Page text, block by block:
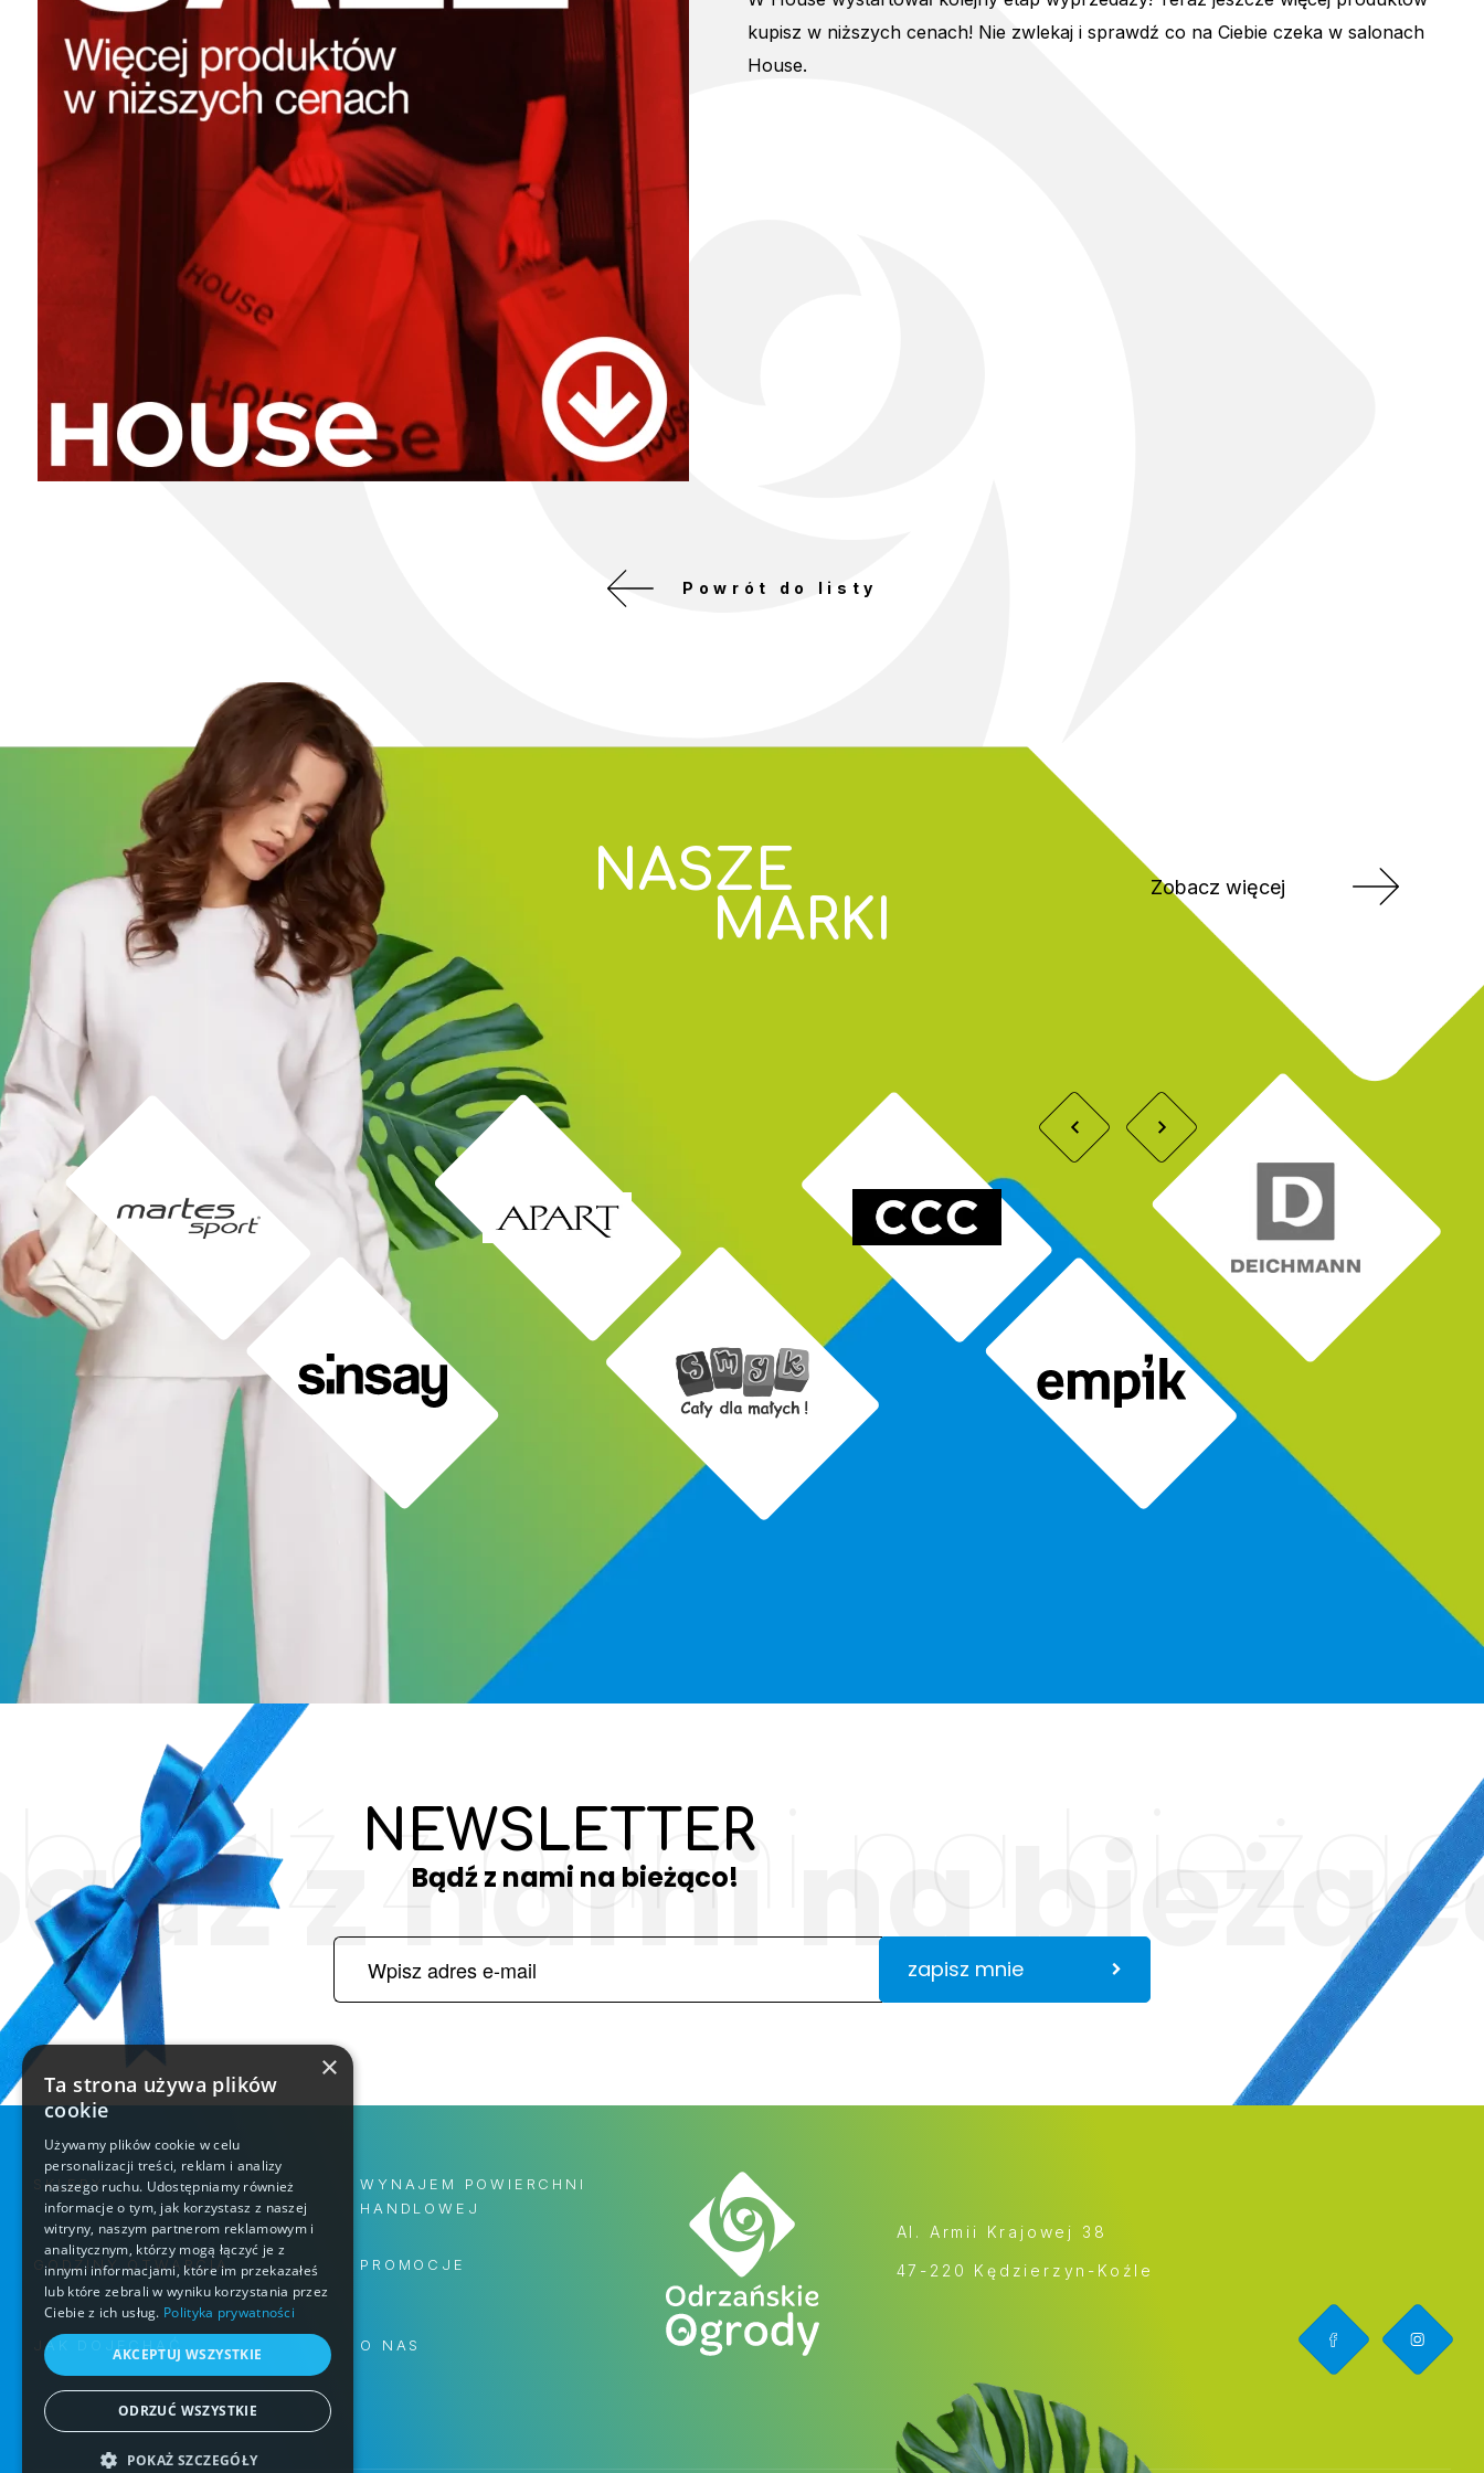
kupisz w niższych cenach! Nie zwlekaj i sprawdź co na Ciebie czeka w salonach
House.
Powrót do listy
NASZE
MARKI
Zobacz więcej
z nami na
bądź z nami na
NEWSLETTER
Bądź z nami na bieżąco!
zapisz mnie
SKLEPY
GODZINY OTWARCIA
JAK DOJECHAĆ
WYNAJEM POWIERCHNI
HANDLOWEJ
PROMOCJE
O NAS
Al. Armii Krajowej 38
47-220 Kędzierzyn-Koźle
×
Ta strona używa plików
cookie
Używamy plików cookie w celu
personalizacji treści, reklam i analizy
naszego ruchu. Udostępniamy również
informacje o tym, jak korzystasz z naszej
witryny, naszym partnerom reklamowym i
analitycznym, którzy mogą łączyć je z
innymi informacjami, które im przekazałeś
lub które zebrali w wyniku korzystania przez
Ciebie z ich usług. Polityka prywatności
AKCEPTUJ WSZYSTKIE
ODRZUĆ WSZYSTKIE
POKAŻ SZCZEGÓŁY